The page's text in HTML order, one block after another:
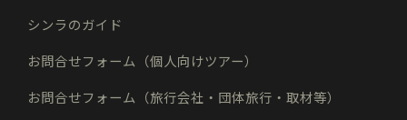
シンラのガイド
お問合せフォーム（個人向けツアー）
お問合せフォーム（旅行会社・団体旅行・取材等）